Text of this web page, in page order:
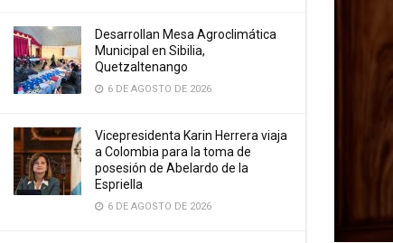
Desarrollan Mesa Agroclimática
Municipal en Sibilia,
Quetzaltenango
6 DE AGOSTO DE 2026
Vicepresidenta Karin Herrera viaja
a Colombia para la toma de
posesión de Abelardo de la
Espriella
6 DE AGOSTO DE 2026